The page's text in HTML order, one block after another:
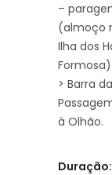
–
(almoço
Ilha dos
> Barra
à Olhão.
Duração: